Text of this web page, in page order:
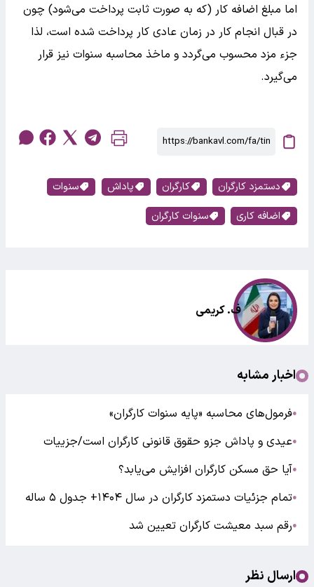
اما مبلغ اضافه کار (که به صورت ثابت پرداخت می‌‌شود) چون
در قبال انجام کار در زمان عادی کار پرداخت شده است، لذا
جزء مزد محسوب می‌گردد و ماخذ محاسبه سنوات نیز قرار
می‌گیرد.
دستمزد کارگران کارگران پاداش
سنوات
اضافه کاری
سنوات کارگران
ف. کریمی
اخبار مشابه
●فرمول‌های محاسبه «پایه سنوات کارگران»
●عیدی و پاداش جزو حقوق قانونی کارگران است/جزییات
●آیا حق مسکن کارگران افزایش می‌یابد؟
●تمام جزئیات دستمزد کارگران در سال ۱۴۰۴+ جدول ۵ ساله
●رقم سبد معیشت کارگران تعیین شد
ارسال نظر